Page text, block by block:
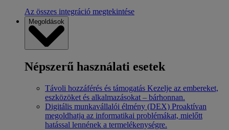
Az összes integráció megtekintése
Megoldások
Népszerű használati esetek
Távoli hozzáférés és támogatás Kezelje az embereket,
eszközöket és alkalmazásokat – bárhonnan.
Digitális munkavállalói élmény (DEX) Proaktívan
megoldhatja az informatikai problémákat, mielőtt
hatással lennének a termelékenységre.